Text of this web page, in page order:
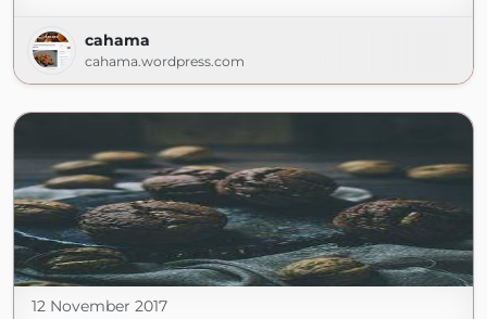
cahama
cahama.wordpress.com
12 November 2017